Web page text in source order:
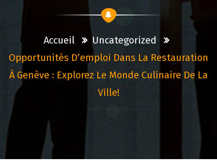
Accueil
Uncategorized
Opportunités D’emploi Dans La Restauration
À Genève : Explorez Le Monde Culinaire De La
Ville!